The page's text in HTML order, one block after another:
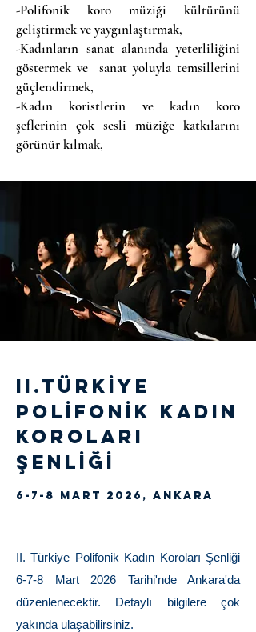
-Polifonik koro müziği kültürünü
geliştirmek ve yaygınlaştırmak,
-Kadınların sanat alanında yeterliliğini
göstermek ve sanat yoluyla temsillerini
güçlendirmek,
-Kadın koristlerin ve kadın koro
şeflerinin çok sesli müziğe katkılarını
görünür kılmak,
II.TÜRKİYE
POLİFONİK KADIN
KOROLARI
ŞenLİĞİ
6-7-8 MART 2026, ANKARA
II. Türkiye Polifonik Kadın Koroları Şenliği
6-7-8 Mart 2026 Tarihi'nde Ankara'da
düzenlenecektir. Detaylı bilgilere çok
yakında ulaşabilirsiniz.